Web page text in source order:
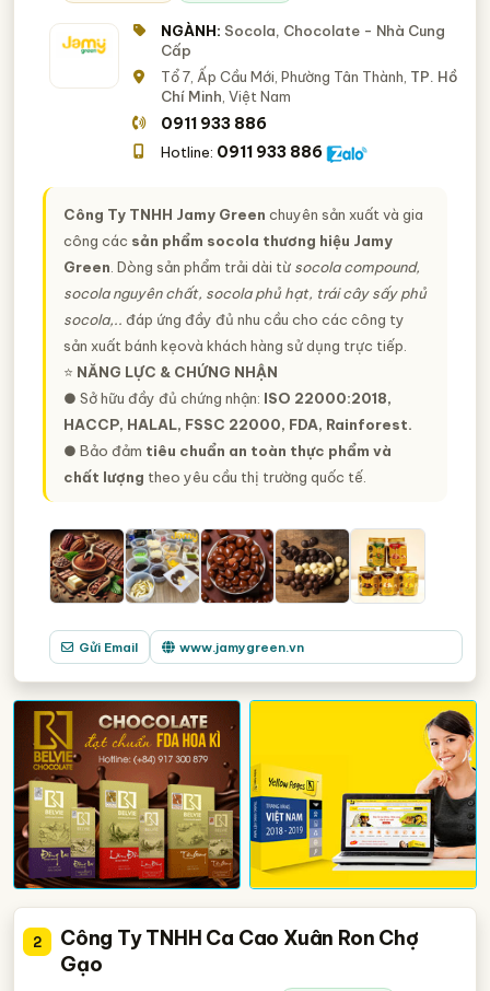
NGÀNH: Socola, Chocolate - Nhà Cung
Cấp
Tổ 7, Ấp Cầu Mới, Phường Tân Thành, TP. Hồ
Chí Minh , Việt Nam
0911 933 886
Hotline: 0911 933 886
Công Ty TNHH Jamy Green chuyên sản xuất và gia
công các sản phẩm socola thương hiệu Jamy
Green . Dòng sản phẩm trải dài từ socola compound,
socola nguyên chất, socola phủ hạt, trái cây sấy phủ
socola,.. đáp ứng đầy đủ nhu cầu cho các công ty
sản xuất bánh kẹovà khách hàng sử dụng trực tiếp.
⭐️ NĂNG LỰC & CHỨNG NHẬN
● Sở hữu đầy đủ chứng nhận: ISO 22000:2018,
HACCP, HALAL, FSSC 22000, FDA, Rainforest.
● Bảo đảm tiêu chuẩn an toàn thực phẩm và
chất lượng theo yêu cầu thị trường quốc tế.
Gửi Email www.jamygreen.vn
2
Công Ty TNHH Ca Cao Xuân Ron Chợ
Gạo